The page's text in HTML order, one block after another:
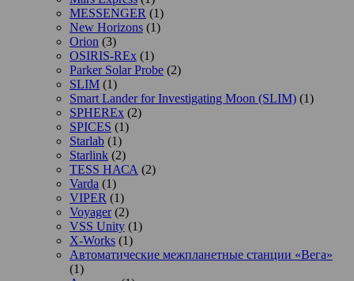
MESSENGER (1)
New Horizons (1)
Orion (3)
OSIRIS-REx (1)
Parker Solar Probe (2)
SLIM (1)
Smart Lander for Investigating Moon (SLIM) (1)
SPHEREx (2)
SPICES (1)
Starlab (1)
Starlink (2)
TESS НАСА (2)
Varda (1)
VIPER (1)
Voyager(2)
VSS Unity (1)
X-Works (1)
Автоматические межпланетные станции «Вега»
(1)